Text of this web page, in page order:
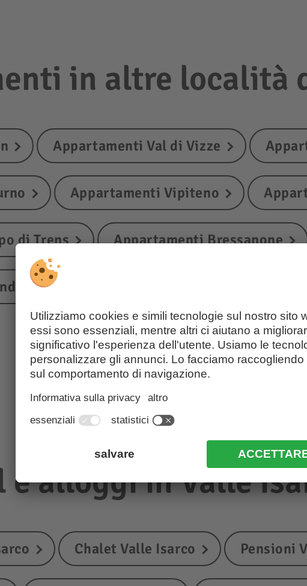
in altre località
Appartamenti Val di Vizze
Appartamenti Vipiteno
di Trens Appartamenti Bressanone
alloggi in Valle
Chalet Valle Isarco Pensioni